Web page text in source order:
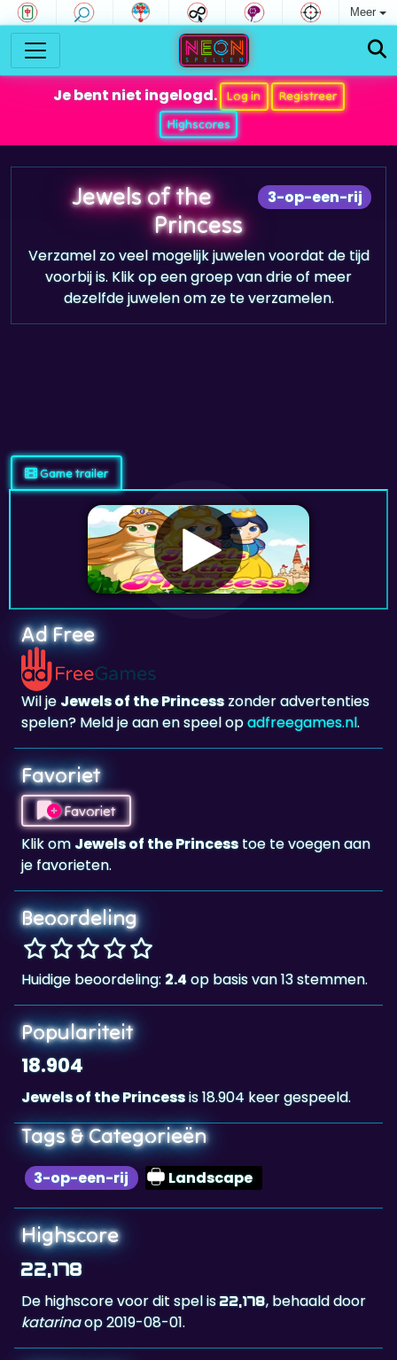
Meer
Je bent niet ingelogd. Log in
Registreer
Highscores
3-op-een-rij
Jewels of the
Princess
Verzamel zo veel mogelijk juwelen voordat de tijd
voorbij is. Klik op een groep van drie of meer
dezelfde juwelen om ze te verzamelen.
Game trailer
Ad Free
Wil je Jewels of the Princesszonder advertenties
spelen? Meld je aan en speel opadfreegames.nl.
Favoriet
Favoriet
Klik om Jewels of the Princesstoe te voegen aan
je favorieten.
Beoordeling
Huidige beoordeling:2.4op basis van 13 stemmen.
Populariteit
18.904
Jewels of the Princessis 18.904 keer gespeeld.
Tags & Categorieën
3-op-een-rij Landscape
Highscore
22,178
De highscore voor dit spel is22,178, behaald door
katarinaop 2019-08-01.